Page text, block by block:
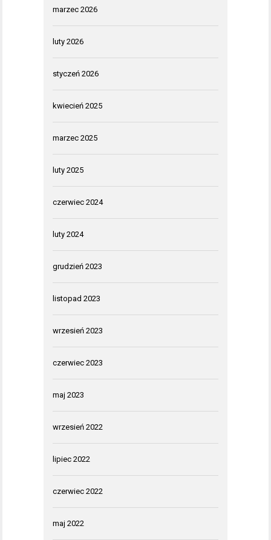
marzec 2026
luty 2026
styczeń 2026
kwiecień 2025
marzec 2025
luty 2025
czerwiec 2024
luty 2024
grudzień 2023
listopad 2023
wrzesień 2023
czerwiec 2023
maj 2023
wrzesień 2022
lipiec 2022
czerwiec 2022
maj 2022